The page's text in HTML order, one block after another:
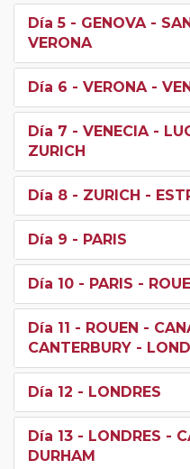
Día 5 - GENOVA -
VERONA
Día 6 - VERONA -
Día 7 - VENECIA -
ZURICH
Día 8 - ZURICH -
Día 9 - PARIS
Día 10 - PARIS -
Día 11 - ROUEN -
CANTERBURY -
Día 12 - LONDRES
Día 13 - LONDRES -
DURHAM